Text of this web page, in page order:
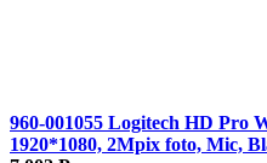
960-001055 Logitech HD Pro
1920*1080, 2Mpix foto, Mic,